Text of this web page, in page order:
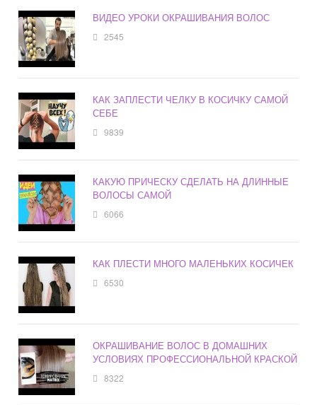
ВИДЕО УРОКИ ОКРАШИВАНИЯ ВОЛОС
2545
КАК ЗАПЛЕСТИ ЧЕЛКУ В КОСИЧКУ САМОЙ
СЕБЕ
9839
КАКУЮ ПРИЧЕСКУ СДЕЛАТЬ НА ДЛИННЫЕ
ВОЛОСЫ САМОЙ
6066
КАК ПЛЕСТИ МНОГО МАЛЕНЬКИХ КОСИЧЕК
6530
ОКРАШИВАНИЕ ВОЛОС В ДОМАШНИХ
УСЛОВИЯХ ПРОФЕССИОНАЛЬНОЙ КРАСКОЙ
8322